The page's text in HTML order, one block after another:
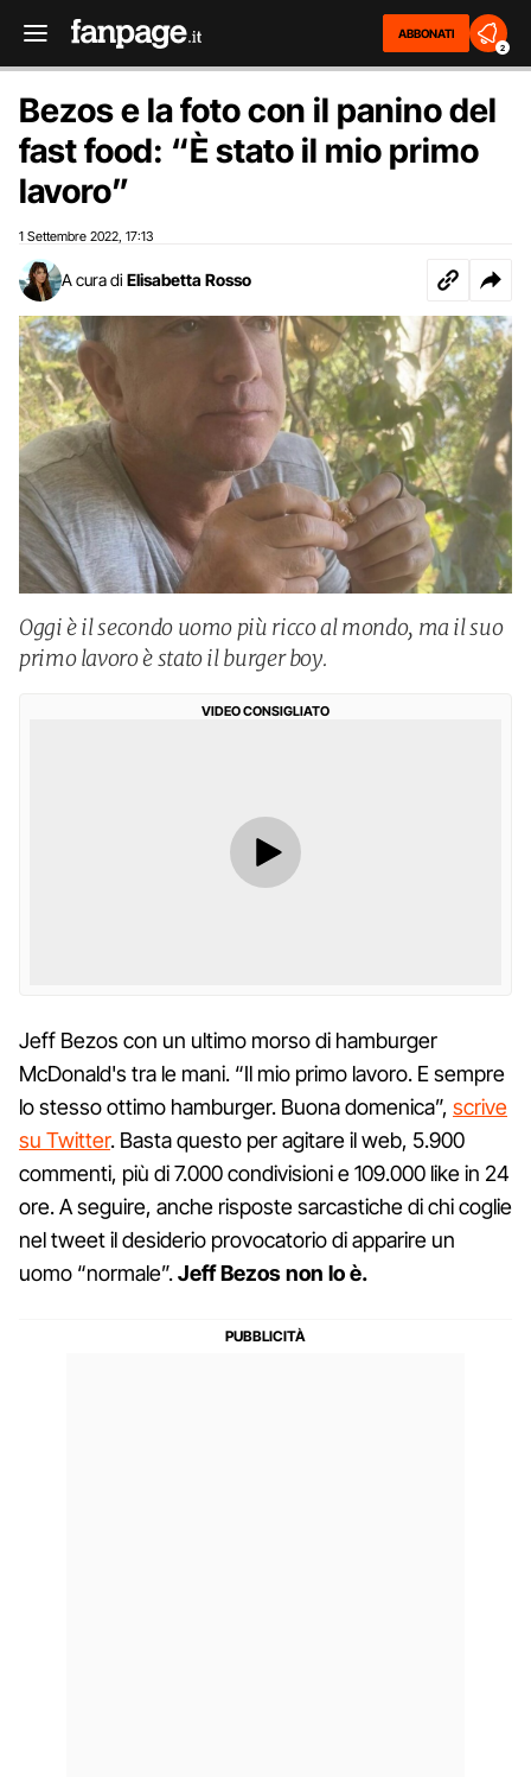
ABBONATI
2
Bezos e la foto con il panino del
fast food: “È stato il mio primo
lavoro”
1 Settembre 2022 17:13
A cura di Elisabetta Rosso
Oggi è il secondo uomo più ricco al mondo, ma il suo
primo lavoro è stato il burger boy.
VIDEO CONSIGLIATO
Jeff Bezos con un ultimo morso di hamburger
McDonald's tra le mani. “Il mio primo lavoro. E sempre
lo stesso ottimo hamburger. Buona domenica”, scrive
su Twitter. Basta questo per agitare il web, 5.900
commenti, più di 7.000 condivisioni e 109.000 like in 24
ore. A seguire, anche risposte sarcastiche di chi coglie
nel tweet il desiderio provocatorio di apparire un
uomo “normale”.Jeff Bezosnon lo è.